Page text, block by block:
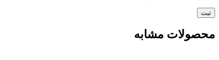
محصولات مشابه